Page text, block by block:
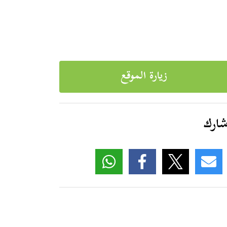
زيارة الموقع